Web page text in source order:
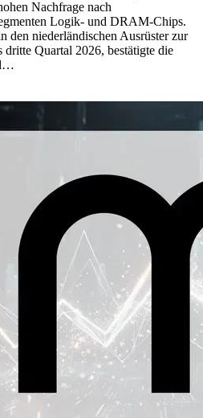
Nachfrage nach
Logik- und DRAM-Chips.
den niederländischen Ausrüster zur
Quartal 2026, bestätigte die